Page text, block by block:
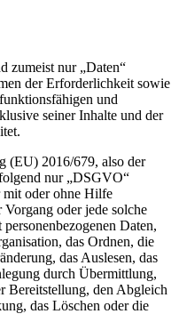
zumeist nur „Daten“
der Erforderlichkeit sowie
und
seiner Inhalte und der
(EU) 2016/679, also der
nur „DSGVO“
mit oder ohne Hilfe
Vorgang oder jede solche
Daten,
das Ordnen, die
das Auslesen, das
durch Übermittlung,
Bereitstellung, den Abgleich
das Löschen oder die